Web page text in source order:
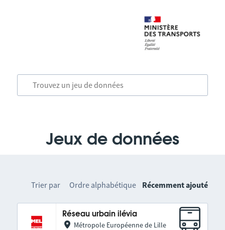
Jeux de données
Trier par Ordre alphabétique Récemment ajouté
Réseau urbain ilévia
Métropole Européenne de Lille